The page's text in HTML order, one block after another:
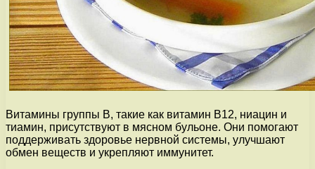
Витамины группы В, такие как витамин В12, ниацин и
тиамин, присутствуют в мясном бульоне. Они помогают
поддерживать здоровье нервной системы, улучшают
обмен веществ и укрепляют иммунитет.